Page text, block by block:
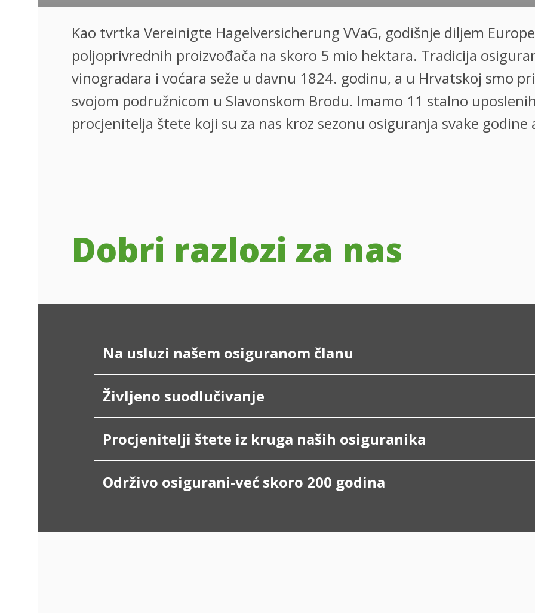
Kao tvrtka Vereinigte Hagelversicherung VVaG, godišnje diljem
poljoprivrednih proizvođača na skoro 5 mio hektara. Tradicija
vinogradara i voćara seže u davnu 1824. godinu, a u Hrvatskoj smo
svojom podružnicom u Slavonskom Brodu. Imamo 11 stalno
procjenitelja štete koji su za nas kroz sezonu osiguranja svake godine
Dobri razlozi za nas
Na usluzi našem osiguranom članu
Življeno suodlučivanje
Procjenitelji štete iz kruga naših osiguranika
Održivo osigurani-već skoro 200 godina